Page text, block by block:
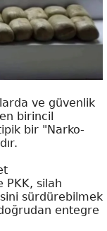
ve güvenlik
birincil
bir "Narko-
PKK, silah
sürdürebilmek
entegre